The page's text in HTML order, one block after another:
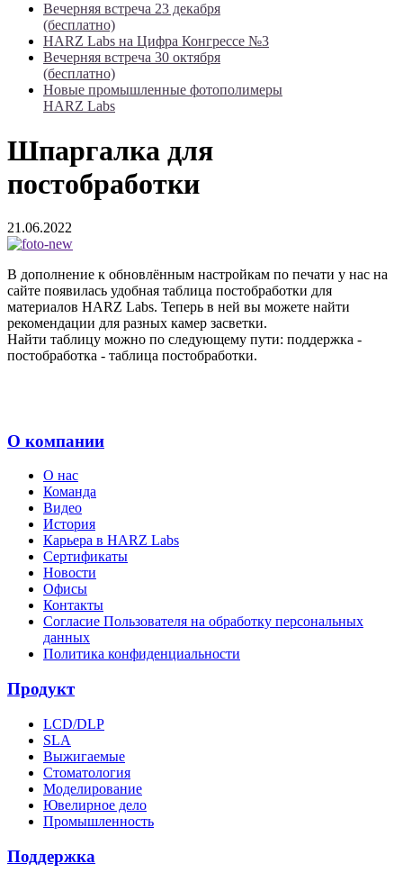
Вечерняя встреча 23 декабря
(бесплатно)
HARZ Labs на Цифра Конгрессе №3
Вечерняя встреча 30 октября
(бесплатно)
Новые промышленные фотополимеры
HARZ Labs
Шпаргалка для
постобработки
21.06.2022
В дополнение к обновлённым настройкам по печати у нас на
сайте появилась удобная таблица постобработки для
материалов HARZ Labs. Теперь в ней вы можете найти
рекомендации для разных камер засветки.
Найти таблицу можно по следующему пути: поддержка -
постобработка - таблица постобработки.
О компании
О нас
Команда
Видео
История
Карьера в HARZ Labs
Сертификаты
Новости
Офисы
Контакты
Согласие Пользователя на обработку персональных
данных
Политика конфиденциальности
Продукт
LCD/DLP
SLA
Выжигаемые
Стоматология
Моделирование
Ювелирное дело
Промышленность
Поддержка